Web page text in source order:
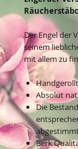
Der Engel der
seinem
mit allem zu
Handgerollt
Absolut
Die
Berk